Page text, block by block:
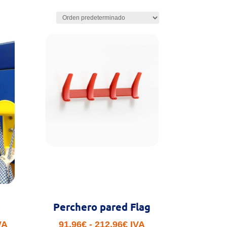
Perchero pared Flag
91.96€ - 212.96€Rango
IVA